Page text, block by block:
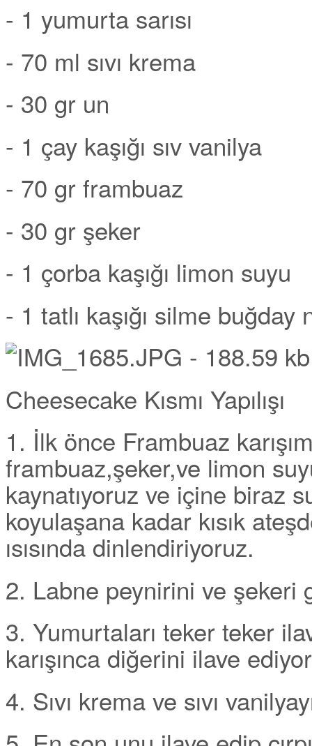
- 1 yumurta sarısı
- 70 ml sıvı krema
- 30 gr un
- 1 çay kaşığı sıv vanilya
- 70 gr frambuaz
- 30 gr şeker
- 1 çorba kaşığı limon suyu
- 1 tatlı kaşığı silme buğday
Cheesecake Kısmı Yapılışı
1. İlk önce Frambuaz
frambuaz,şeker,ve limon
kaynatıyoruz ve içine biraz
koyulaşana kadar kısık
ısısında dinlendiriyoruz.
2. Labne peynirini ve şekeri
3. Yumurtaları teker teker
karışınca diğerini ilave
4. Sıvı krema ve sıvı